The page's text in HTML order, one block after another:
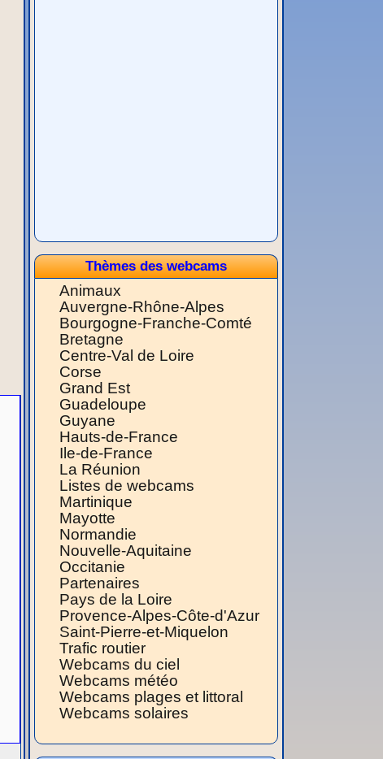
Thèmes des webcams
Animaux
Auvergne-Rhône-Alpes
Bourgogne-Franche-Comté
Bretagne
Centre-Val de Loire
Corse
Grand Est
Guadeloupe
Guyane
Hauts-de-France
Ile-de-France
La Réunion
Listes de webcams
Martinique
Mayotte
Normandie
Nouvelle-Aquitaine
Occitanie
Partenaires
Pays de la Loire
Provence-Alpes-Côte-d'Azur
Saint-Pierre-et-Miquelon
Trafic routier
Webcams du ciel
Webcams météo
Webcams plages et littoral
Webcams solaires